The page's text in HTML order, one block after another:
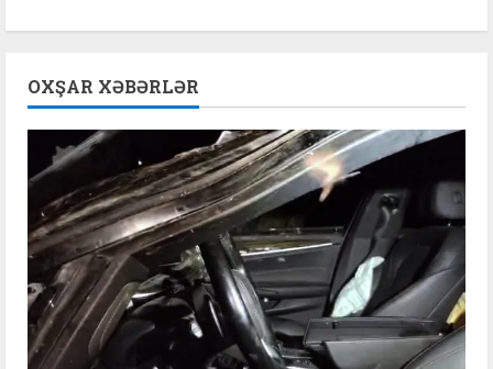
t
i
n
u
e
R
e
a
OXŞAR XƏBƏRLƏR